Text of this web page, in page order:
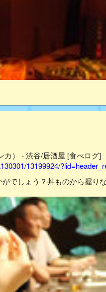
カ） - 渋谷/居酒屋 [食べログ]
13199924/
でしょう？丼ものから握り